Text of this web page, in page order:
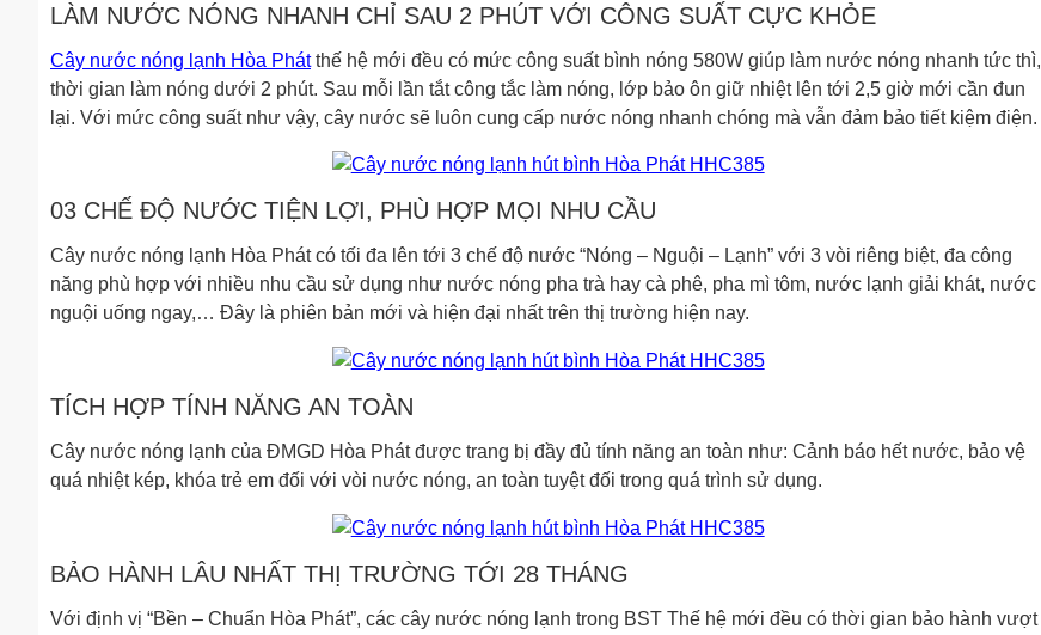
LÀM NƯỚC NÓNG NHANH CHỈ SAU 2 PHÚT VỚI CÔNG SUẤT CỰC KHỎE
Cây nước nóng lạnh Hòa Phátthế hệ mới đều có mức công suất bình nóng 580W giúp làm nước nóng nhanh tức thì,
thời gian làm nóng dưới 2 phút. Sau mỗi lần tắt công tắc làm nóng, lớp bảo ôn giữ nhiệt lên tới 2,5 giờ mới cần đun
lại. Với mức công suất như vậy, cây nước sẽ luôn cung cấp nước nóng nhanh chóng mà vẫn đảm bảo tiết kiệm điện.
03 CHẾ ĐỘ NƯỚC TIỆN LỢI, PHÙ HỢP MỌI NHU CẦU
Cây nước nóng lạnh Hòa Phát có tối đa lên tới 3 chế độ nước “Nóng – Nguội – Lạnh” với 3 vòi riêng biệt, đa công
năng phù hợp với nhiều nhu cầu sử dụng như nước nóng pha trà hay cà phê, pha mì tôm, nước lạnh giải khát, nước
nguội uống ngay,… Đây là phiên bản mới và hiện đại nhất trên thị trường hiện nay.
TÍCH HỢP TÍNH NĂNG AN TOÀN
Cây nước nóng lạnh của ĐMGD Hòa Phát được trang bị đầy đủ tính năng an toàn như: Cảnh báo hết nước, bảo vệ
quá nhiệt kép, khóa trẻ em đối với vòi nước nóng, an toàn tuyệt đối trong quá trình sử dụng.
BẢO HÀNH LÂU NHẤT THỊ TRƯỜNG TỚI 28 THÁNG
Với định vị “Bền – Chuẩn Hòa Phát”, các cây nước nóng lạnh trong BST Thế hệ mới đều có thời gian bảo hành vượt